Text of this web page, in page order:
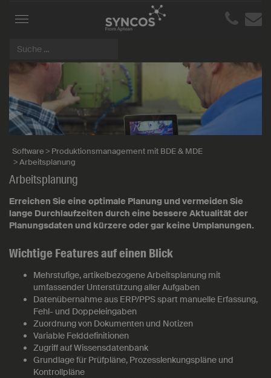
Toggle
Software
Produktionsmanagement mit BDE & MDE
Arbeitsplanung
Arbeitsplanung
Erreichen Sie eine optimale Planung und vermeiden Sie
lange Durchlaufzeiten durch eine bessere Aktualität der
Planungsdaten und kürzere oder gar keine Umplanungen.
Wichtige Features auf einen Blick
Mehrstufige, artikelbezogene Arbeitsplanung mit
umfassender Unterstützung aller Aufgaben
Datenübernahme aus ERP/PPS spart manuelle Erfassung,
Fehl- und Doppeleingaben
Zuordnung von Dokumenten und Notizen
Variable Felddefinitionen
Zugriff auf Wissensdatenbank
Grundlage für Prüfpläne, Prozesslenkungspläne und
Kontrollpläne